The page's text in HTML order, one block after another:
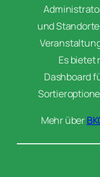
und
Es bietet
Dashboard
Mehr über